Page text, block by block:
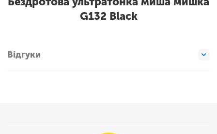
G132 Black
Відгуки